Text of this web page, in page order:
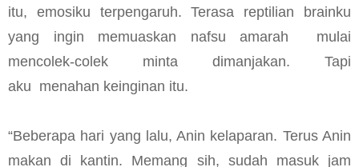
itu, emosiku terpengaruh. Terasa reptilian brainku
yang ingin memuaskan nafsu amarah mulai
mencolek-colek minta dimanjakan. Tapi
aku menahan keinginan itu.
“Beberapa hari yang lalu, Anin kelaparan. Terus Anin
makan di kantin. Memang sih, sudah masuk jam